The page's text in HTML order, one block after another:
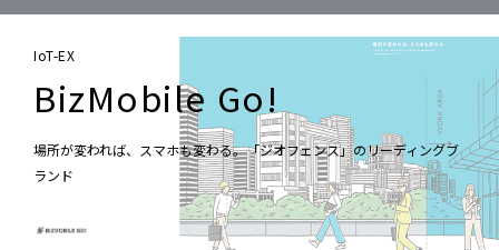
IoT-EX
BizMobile Go!
場所が変われば、スマホも変わる。「ジオフェンス」のリーディングブ
ランド